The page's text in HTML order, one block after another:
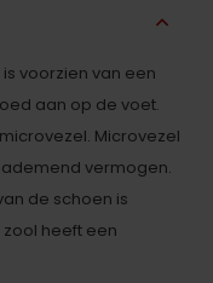
is voorzien van een
aan op de voet.
Microvezel
vermogen.
de schoen is
heeft een